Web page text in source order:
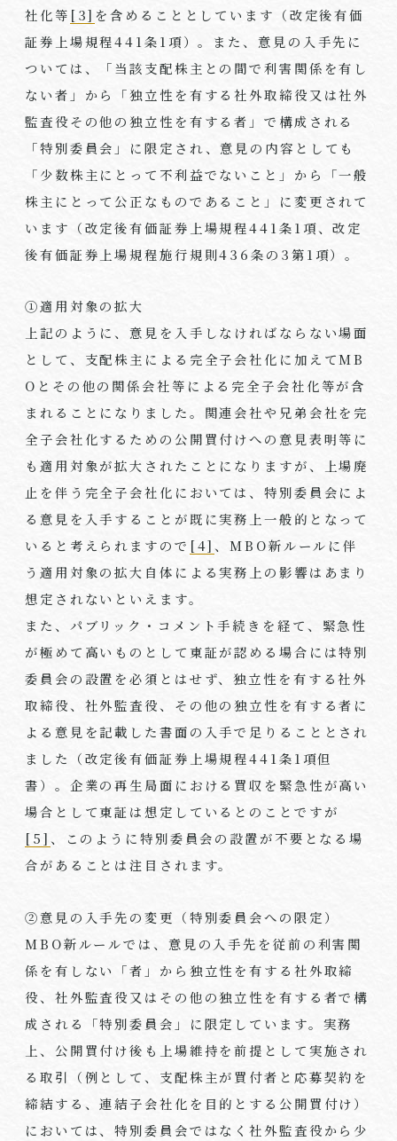
社化等 [3] を含めることとしています（改定後有価
証券上場規程441 条1 項）。また、意見の入手先に
ついては、「当該支配株主との間で利害関係を有し
ない者」から「独立性を有する社外取締役又は社外
監査役その他の独立性を有する者」で構成される
「特別委員会」に限定され、意見の内容としても
「少数株主にとって不利益でないこと」から「一般
株主にとって公正なものであること」に変更されて
います（改定後有価証券上場規程441 条1 項、改定
後有価証券上場規程施行規則436条の 3第1 項）。
①適用対象の拡大
上記のように、意見を入手しなければならない場面
として、支配株主による完全子会社化に加えてMB
Oとその他の関係会社等による完全子会社化等が含
まれることになりました。関連会社や兄弟会社を完
全子会社化するための公開買付けへの意見表明等に
も適用対象が拡大されたことになりますが、上場廃
止を伴う完全子会社化においては、特別委員会によ
る意見を入手することが既に実務上一般的となって
いると考えられますので [4]、MBO新ルールに伴
う適用対象の拡大自体による実務上の影響はあまり
想定されないといえます。
また、パブリック・コメント手続きを経て、緊急性
が極めて高いものとして東証が認める場合には特別
委員会の設置を必須とはせず、独立性を有する社外
取締役、社外監査役、その他の独立性を有する者に
よる意見を記載した書面の入手で足りることとされ
ました（改定後有価証券上場規程441条1項但
書）。企業の再生局面における買収を緊急性が高い
場合として東証は想定しているとのことですが
[5]、このように特別委員会の設置が不要となる場
合があることは注目されます。
②意見の入手先の変更（特別委員会への限定）
MBO新ルールでは、意見の入手先を従前の利害関
係を有しない「者」から独立性を有する社外取締
役、社外監査役又はその他の独立性を有する者で構
成される「特別委員会」に限定しています。実務
上、公開買付け後も上場維持を前提として実施され
る取引（例として、支配株主が買付者と応募契約を
締結する、連結子会社化を目的とする公開買付け）
においては、特別委員会ではなく社外監査役から少